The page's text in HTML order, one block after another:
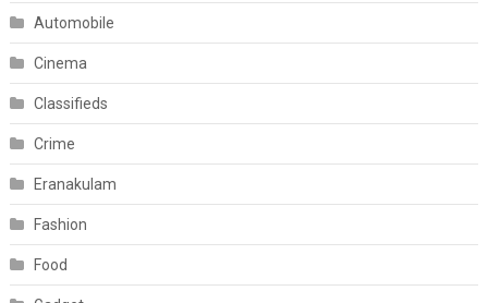
Automobile
Cinema
Classifieds
Crime
Eranakulam
Fashion
Food